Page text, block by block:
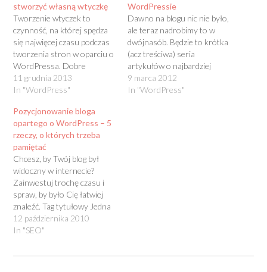
stworzyć własną wtyczkę
Tworzenie wtyczek to
czynność, na której spędza
się najwięcej czasu podczas
tworzenia stron w oparciu o
WordPressa. Dobre
praktyki nakazują, by to
właśnie we wtyczkach, a nie
cała funkcjonalność stron.
Mądrzy ludzie mówią, że
jeżeli zastanawiasz się, czy
dany kod powinien być
częścią motywu, czy wtyczki,
…
11 grudnia 2013
In "WordPress"
WordPressie
Dawno na blogu nic nie było,
ale teraz nadrobimy to w
dwójnasób. Będzie to krótka
(acz treściwa) seria
artykułów o najbardziej
rewolucyjnej funkcji
wordpressa wprowadzonej
9 marca 2012
In "WordPress"
Pozycjonowanie bloga
opartego o WordPress – 5
rzeczy, o których trzeba
pamiętać
Chcesz, by Twój blog był
widoczny w internecie?
Zainwestuj trochę czasu i
spraw, by było Cię łatwiej
znaleźć. Tag tytułowy Jedna
z najważniejszych rzeczy w
optymalizacji strony.
12 października 2010
In "SEO"